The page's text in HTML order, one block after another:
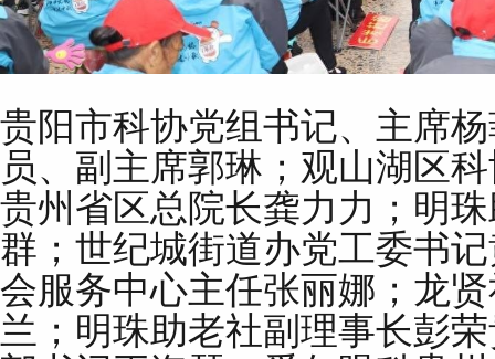
贵阳市科协党组书记、主席
员、副主席郭琳；观山湖区
贵州省区总院长龚力力；明
群；世纪城街道办党工委书
会服务中心主任张丽娜；龙
兰；明珠助老社副理事长彭